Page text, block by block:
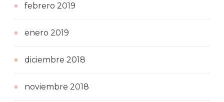
febrero 2019
enero 2019
diciembre 2018
noviembre 2018